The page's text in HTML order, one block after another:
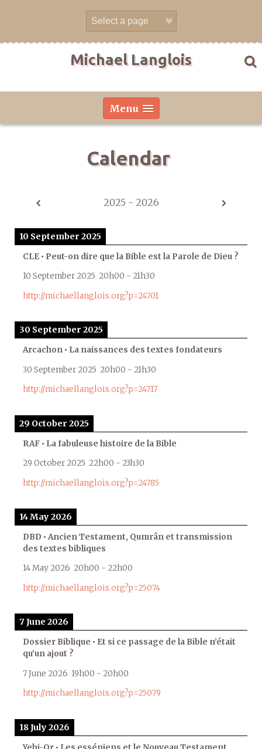
Michael Langlois
Menu
Calendar
2025 - 2026
10 September 2025
CLE • Peut-on dire que la Bible est la Parole de Dieu ?
10 September 2025 20h00 - 21h30
http://michaellanglois.org?p=24701
30 September 2025
Arcachon • La naissances des textes fondateurs
30 September 2025 20h00 - 21h30
http://michaellanglois.org?p=24717
29 October 2025
RAF • La fabuleuse histoire de la Bible
29 October 2025 22h00 - 23h30
http://michaellanglois.org?p=24785
14 May 2026
DBD • Ancien Testament, Qumrân et transmission
des textes bibliques
14 May 2026 20h00 - 22h00
http://michaellanglois.org?p=25074
7 June 2026
Dossier Biblique • Et si ce passage de la Bible n’était
qu’un ajout ?
7 June 2026 19h00 - 20h00
http://michaellanglois.org?p=25079
18 July 2026